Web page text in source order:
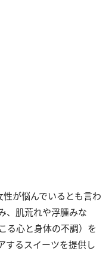
性が悩んでいるとも言わ
、肌荒れや浮腫みな
る心と身体の不調）を
するスイーツを提供し